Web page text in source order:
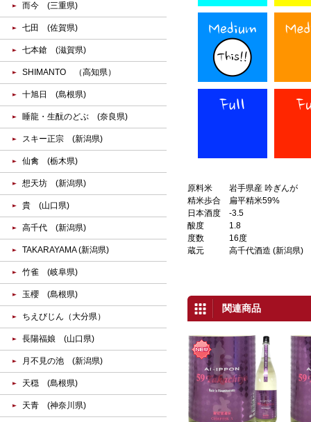
原料米
岩手県産 吟ぎんが
精米歩合
扁平精米59%
日本酒度
-3.5
酸度
1.8
度数
16度
蔵元
高千代酒造 (新潟県)
関連商品
而今 (三重県)
七田 (佐賀県)
七本鎗 (滋賀県)
SHIMANTO （高知県）
十旭日 (島根県)
睡龍・生酛のどぶ (奈良県)
スキー正宗 (新潟県)
仙禽 (栃木県)
想天坊 (新潟県)
貴 (山口県)
高千代 (新潟県)
TAKARAYAMA (新潟県)
竹雀 (岐阜県)
玉櫻 (島根県)
ちえびじん（大分県）
長陽福娘 (山口県)
月不見の池 (新潟県)
天穏 (島根県)
天青 (神奈川県)